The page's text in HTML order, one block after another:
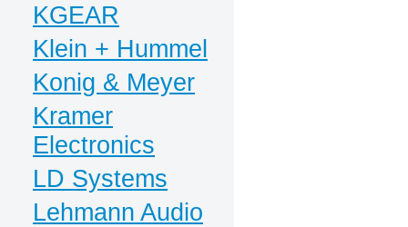
KGEAR
Klein + Hummel
Konig & Meyer
Kramer
Electronics
LD Systems
Lehmann Audio